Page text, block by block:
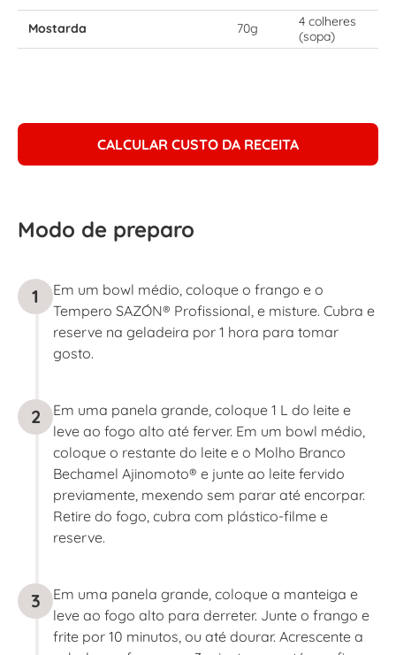
Mostarda 70g
4 colheres
(sopa)
CALCULAR CUSTO DA RECEITA
Modo de preparo
1
Em um bowl médio, coloque o frango e o
Tempero SAZÓN® Profissional, e misture. Cubra e
reserve na geladeira por 1 hora para tomar
gosto.
2
Em uma panela grande, coloque 1 L do leite e
leve ao fogo alto até ferver. Em um bowl médio,
coloque o restante do leite e o Molho Branco
Bechamel Ajinomoto® e junte ao leite fervido
previamente, mexendo sem parar até encorpar.
Retire do fogo, cubra com plástico-filme e
reserve.
3
Em uma panela grande, coloque a manteiga e
leve ao fogo alto para derreter. Junte o frango e
frite por 10 minutos, ou até dourar. Acrescente a